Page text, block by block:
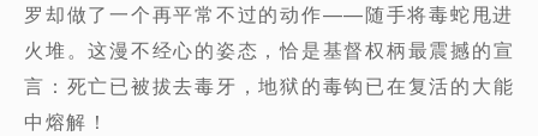
罗却做了一个再平常不过的动作——随手将毒蛇甩进
火堆。这漫不经心的姿态，恰是基督权柄最震撼的宣
言：死亡已被拔去毒牙，地狱的毒钩已在复活的大能
中熔解！